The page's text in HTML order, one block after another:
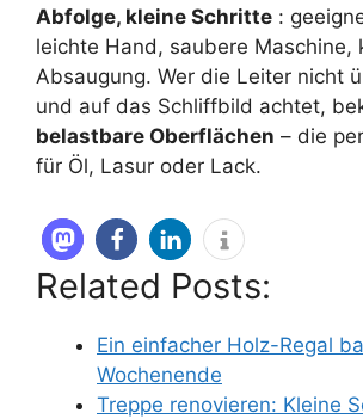
Abfolge, kleine Schritte :
leichte Hand, saubere Maschine,
Absaugung. Wer die Leiter nicht
und auf das Schliffbild achtet,
belastbare Oberflächen – die
für Öl, Lasur oder Lack.
Related Posts:
Ein einfacher Holz-Regal
Wochenende
Treppe renovieren: Kleine